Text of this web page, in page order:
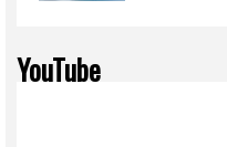
YouTube